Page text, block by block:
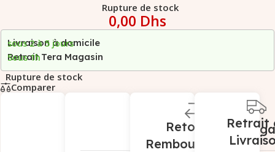
Rupture de stock
0,00 Dhs
Livraison à domicile
sous 2 à 5 jours
Retrait Tera Magasin
Sous 1h
Rupture de stock
Comparer
Garantie
Retour et
Remboursement
Retrait